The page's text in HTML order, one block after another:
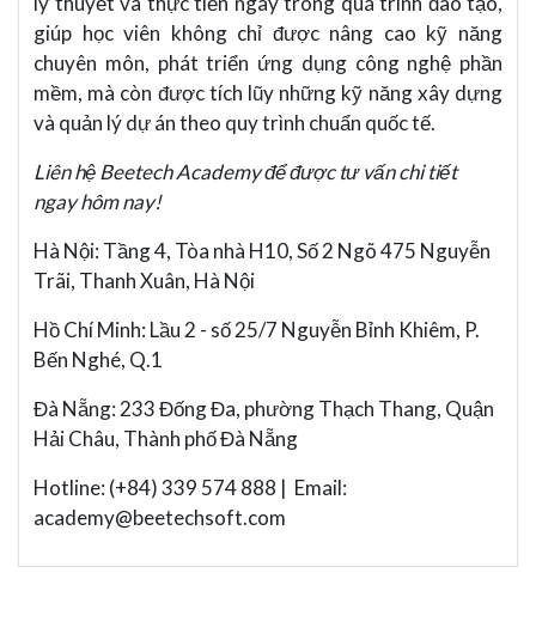
giúp học viên không chỉ được nâng cao kỹ năng
chuyên môn, phát triển ứng dụng công nghệ phần
mềm, mà còn được tích lũy những kỹ năng xây dựng
và quản lý dự án theo quy trình chuẩn quốc tế.
Liên hệ Beetech Academy để được tư vấn chi tiết
ngay hôm nay!
Hà Nội: Tầng 4, Tòa nhà H10, Số 2 Ngõ 475 Nguyễn
Trãi, Thanh Xuân, Hà Nội
Hồ Chí Minh: Lầu 2 - số 25/7 Nguyễn Bỉnh Khiêm, P.
Bến Nghé, Q.1
Đà Nẵng: 233 Đống Đa, phường Thạch Thang, Quận
Hải Châu, Thành phố Đà Nẵng
Hotline: (+84) 339 574 888 | Email:
academy@beetechsoft.com